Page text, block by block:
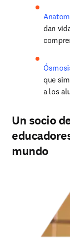
dan
que
a los
Un socio
mundo